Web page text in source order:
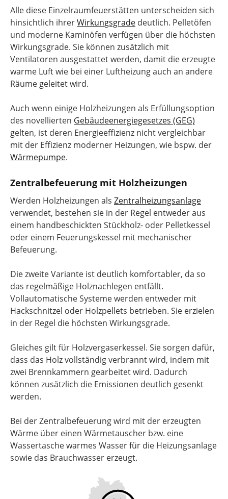
Alle diese Einzelraumfeuerstätten unterscheiden sich
hinsichtlich ihrerWirkungsgrade deutlich. Pelletöfen
und moderne Kaminöfen verfügen über die höchsten
Wirkungsgrade. Sie können zusätzlich mit
Ventilatoren ausgestattet werden, damit die erzeugte
warme Luft wie bei einer Luftheizung auch an andere
Räume geleitet wird.
Auch wenn einige Holzheizungen als Erfüllungsoption
des novellierten Gebäudeenergiegesetzes (GEG)
gelten, ist deren Energieeffizienz nicht vergleichbar
mit der Effizienz moderner Heizungen, wie bspw. der
Wärmepumpe.
Zentralbefeuerung mit Holzheizungen
Werden Holzheizungen als Zentralheizungsanlage
verwendet, bestehen sie in der Regel entweder aus
einem handbeschickten Stückholz- oder Pelletkessel
oder einem Feuerungskessel mit mechanischer
Befeuerung.
Die zweite Variante ist deutlich komfortabler, da so
das regelmäßige Holznachlegen entfällt.
Vollautomatische Systeme werden entweder mit
Hackschnitzel oder Holzpellets betrieben. Sie erzielen
in der Regel die höchsten Wirkungsgrade.
Gleiches gilt für Holzvergaserkessel. Sie sorgen dafür,
dass das Holz vollständig verbrannt wird, indem mit
zwei Brennkammern gearbeitet wird. Dadurch
können zusätzlich die Emissionen deutlich gesenkt
werden.
Bei der Zentralbefeuerung wird mit der erzeugten
Wärme über einen Wärmetauscher bzw. eine
Wassertasche warmes Wasser für die Heizungsanlage
sowie das Brauchwasser erzeugt.